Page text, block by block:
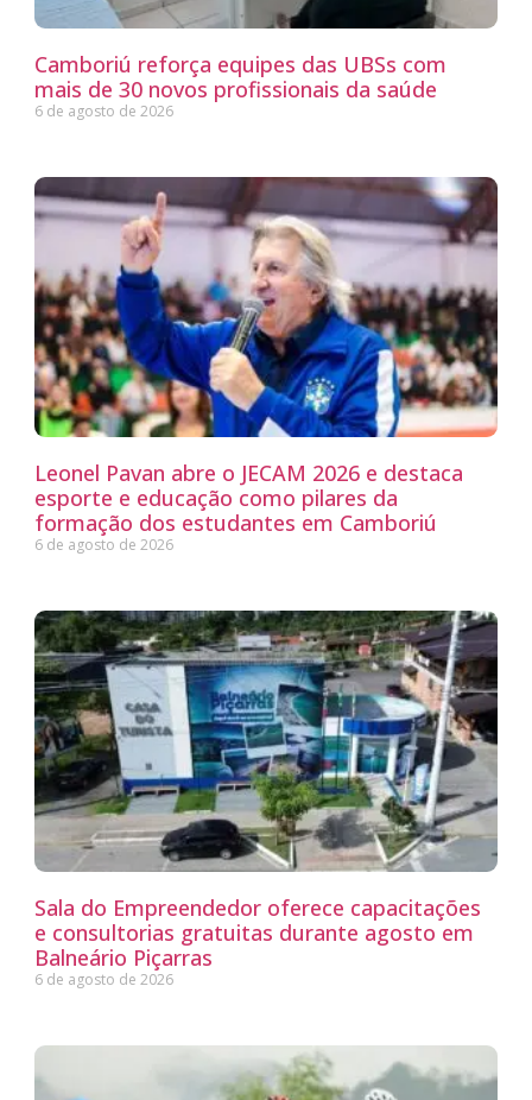
Camboriú reforça equipes das UBSs com
mais de 30 novos profissionais da saúde
6 de agosto de 2026
Leonel Pavan abre o JECAM 2026 e destaca
esporte e educação como pilares da
formação dos estudantes em Camboriú
6 de agosto de 2026
Sala do Empreendedor oferece capacitações
e consultorias gratuitas durante agosto em
Balneário Piçarras
6 de agosto de 2026